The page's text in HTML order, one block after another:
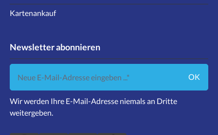
Kartenankauf
Newsletter abonnieren
Neue E-Mail-Adresse eingeben ...
OK
Wir werden Ihre E-Mail-Adresse niemals an Dritte
weitergeben.